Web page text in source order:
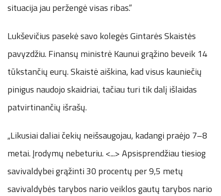
situacija jau peržengė visas ribas.“
Lukševičius pasekė savo kolegės Gintarės Skaistės
pavyzdžiu. Finansų ministrė Kaunui grąžino beveik 14
tūkstančių eurų. Skaistė aiškina, kad visus kauniečių
pinigus naudojo skaidriai, tačiau turi tik dalį išlaidas
patvirtinančių išrašų.
„Likusiai daliai čekių neišsaugojau, kadangi praėjo 7–8
metai. Įrodymų nebeturiu. <...> Apsisprendžiau tiesiog
savivaldybei grąžinti 30 procentų per 9,5 metų
savivaldybės tarybos nario veiklos gautų tarybos nario